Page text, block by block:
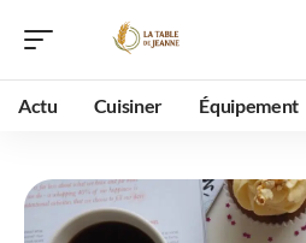
Actu Cuisiner Équipement